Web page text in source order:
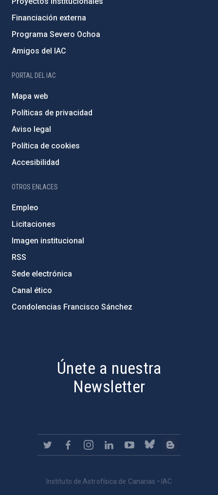
Financiación externa
Programa Severo Ochoa
Amigos del IAC
PORTAL DEL IAC
Mapa web
Políticas de privacidad
Aviso legal
Política de cookies
Accesibilidad
OTROS ENLACES
Empleo
Licitaciones
Imagen institucional
RSS
Sede electrónica
Canal ético
Condolencias Francisco Sánchez
Únete a nuestra
Newsletter
Instituto de Astrofísica de Canarias • IAC